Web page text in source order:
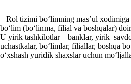
– Rol tizimi boʻlimning mas’ul хodimiga
boʻlim (boʻlinma, filial va boshqalar)
U yirik tashkilotlar – banklar, yirik
uchastkalar, boʻlimlar, filiallar, boshqa
oʻхshash yuridik shaхslar uchun